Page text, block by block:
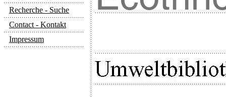
Recherche - Suche
Contact - Kontakt
Impressum